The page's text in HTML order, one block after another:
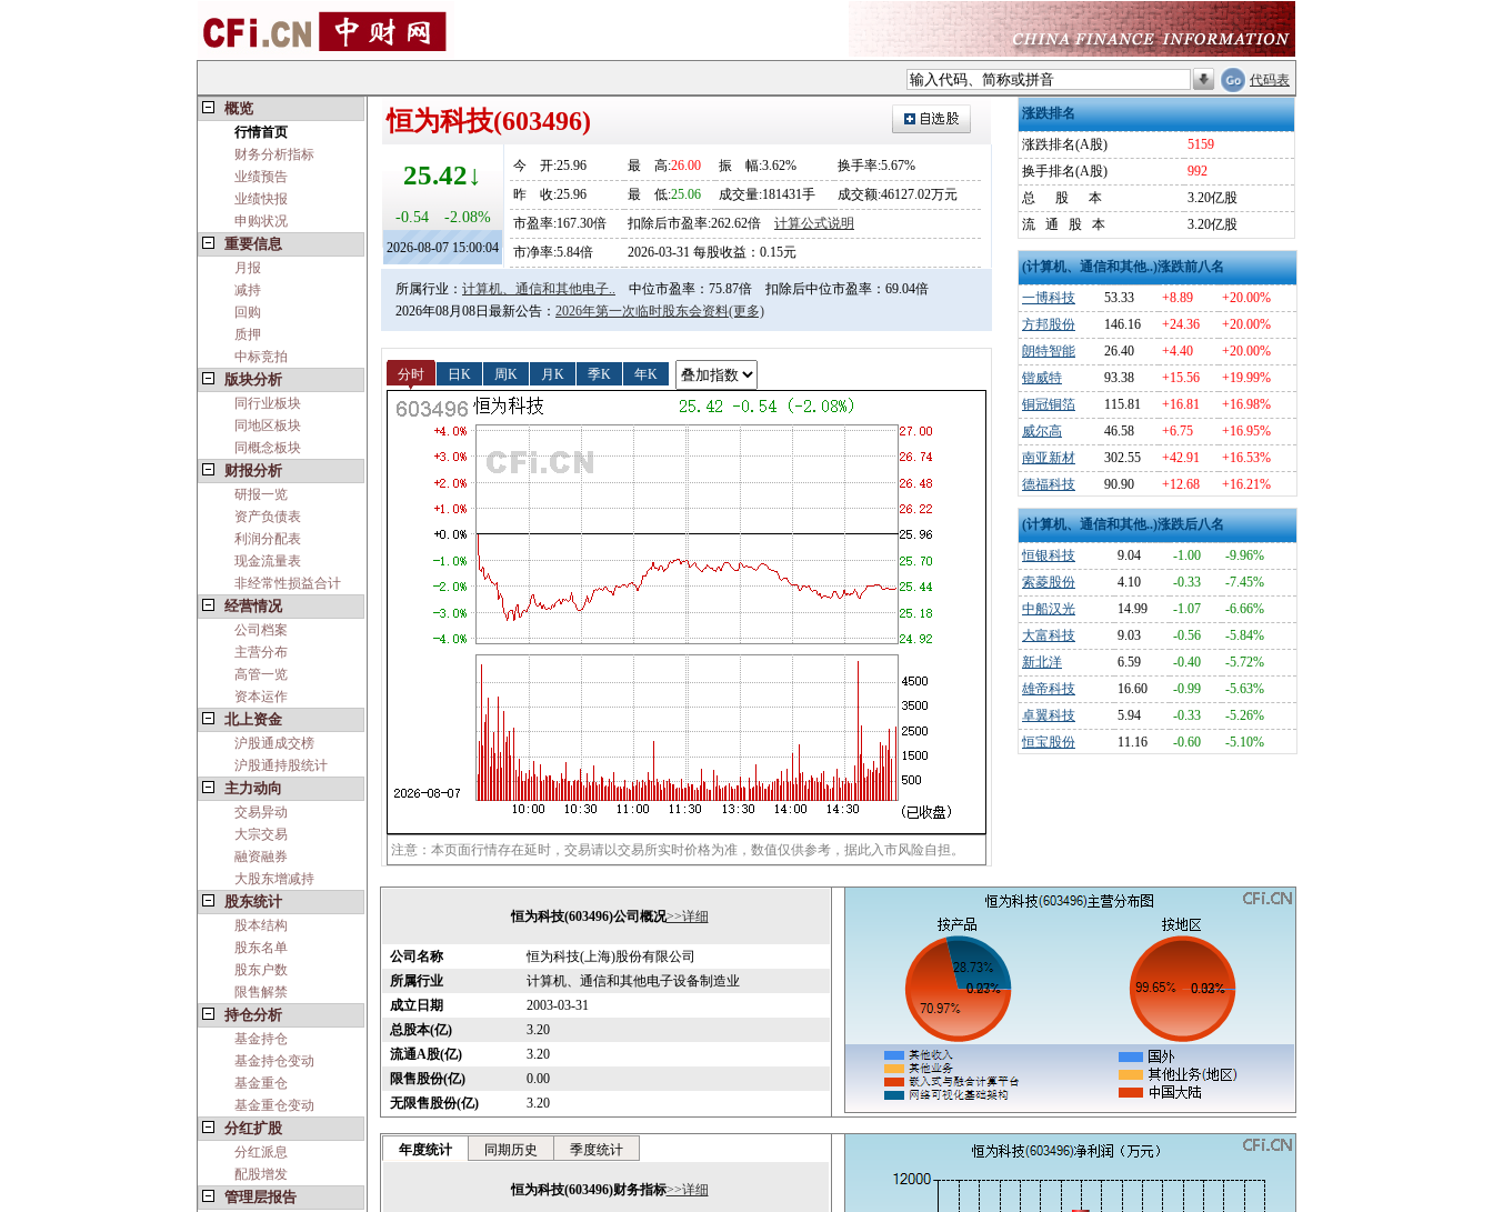
代码表
概览
行情首页
财务分析指标
业绩预告
业绩快报
申购状况
重要信息
月报
减持
回购
质押
中标竞拍
版块分析
同行业板块
同地区板块
同概念板块
财报分析
研报一览
资产负债表
利润分配表
现金流量表
非经常性损益合计
经营情况
公司档案
主营分布
高管一览
资本运作
北上资金
沪股通成交榜
沪股通持股统计
主力动向
交易异动
大宗交易
融资融券
大股东增减持
股东统计
股本结构
股东名单
股东户数
限售解禁
持仓分析
基金持仓
基金持仓变动
基金重仓
基金重仓变动
分红扩股
分红派息
配股增发
管理层报告
恒为科技(603496)
25.42↓
-0.54 -2.08%
2026-08-07 15:00:04
今 开:25.96 最 高:26.00 振 幅:3.62%
换手率:5.67%
昨
收:25.96 最 低:25.06 成交量:181431手
成交额:46127.02万元
市盈率:167.30倍
扣除后市盈率:262.62倍
计算公式说明
市净率:5.84倍
2026-03-31 每股收益：0.15元
所属行业： 计算机、通信和其他电子.. 中位市盈率：75.87倍
扣除后中位市盈率：69.04倍
2026年08月08日最新公告： 2026年第一次临时股东会资料(更多)
分时 日K 周K 月K 季K 年K
注意：本页面行情存在延时，交易请以交易所实时价格为准，数值仅供参考，据此入市风险自担。
涨跌排名
涨跌排名(A股)
5159
换手排名(A股)
992
总
股 本
3.20亿股
流
通 股 本 3.20亿股
(计算机、通信和其他..)涨跌前八名
一博科技
53.33 +8.89
+20.00%
方邦股份
146.16 +24.36
+20.00%
朗特智能
26.40 +4.40
+20.00%
锴威特
93.38 +15.56
+19.99%
铜冠铜箔
115.81 +16.81
+16.98%
威尔高
46.58 +6.75
+16.95%
南亚新材
302.55 +42.91
+16.53%
德福科技
90.90 +12.68 +16.21%
(计算机、通信和其他..)涨跌后八名
恒银科技
9.04 -1.00
-9.96%
索菱股份
4.10 -0.33
-7.45%
中船汉光
14.99 -1.07
-6.66%
大富科技
9.03 -0.56
-5.84%
新北洋
6.59 -0.40
-5.72%
雄帝科技
16.60 -0.99
-5.63%
卓翼科技
5.94 -0.33
-5.26%
恒宝股份
11.16 -0.60 -5.10%
恒为科技(603496)公司概况>>详细
公司名称
恒为科技(上海)股份有限公司
所属行业
计算机、通信和其他电子设备制造业
成立日期
2003-03-31
总股本(亿)
3.20
流通A股(亿)
3.20
限售股份(亿)
0.00
无限售股份(亿)
3.20
年度统计 同期历史 季度统计
恒为科技(603496)财务指标>>详细